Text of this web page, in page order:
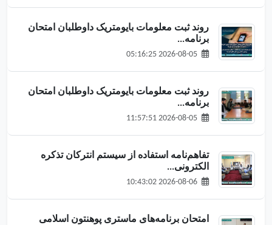
روند ثبت معلومات بایومتریک داوطلبان امتحان
برنامه‌...
روند ثبت معلومات بایومتریک داوطلبان امتحان
برنامه‌...
تفاهم‌نامه استفاده از سیستم انترکان تذکره
الکترونی...
امتحان برنامه‌های ماستری پوهنتون اسلامی